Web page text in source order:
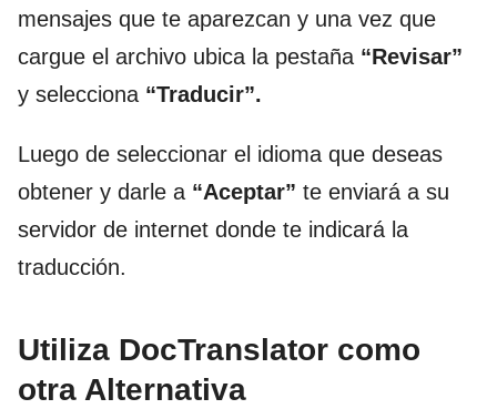
mensajes que te aparezcan y una vez que
cargue el archivo ubica la pestaña “Revisar”
y selecciona “Traducir”.
Luego de seleccionar el idioma que deseas
obtener y darle a “Aceptar” te enviará a su
servidor de internet donde te indicará la
traducción.
Utiliza DocTranslator como
otra Alternativa